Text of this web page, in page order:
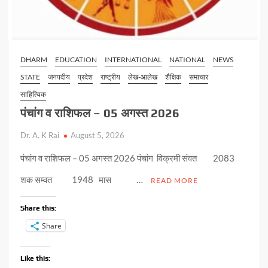
DHARM EDUCATION INTERNATIONAL NATIONAL
NEWS
STATE
जनपदीय प्रदेश राष्ट्रीय लेख-आलेख शैक्षिक
समाचार
साहित्यिक
पंचांग व राशिफल – 05 अगस्त 2026
Dr. A. K Rai August 5, 2026
पंचांग व राशिफल – 05 अगस्त 2026 पंचांग विक्रमी संवत 2083
शक सम्वत 1948 मास …
READ MORE
Share this:
Share
Like this: